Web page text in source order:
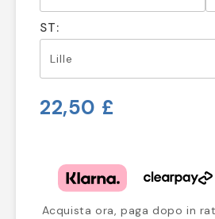
ST:
22,50 £
Acquista ora, paga dopo in